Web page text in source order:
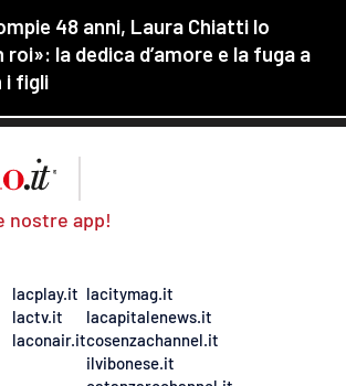
nostre app!
lacplay.it
lactv.it
laconair.it
lacitymag.it
lacapitalenews.it
cosenzachannel.it
ilvibonese.it